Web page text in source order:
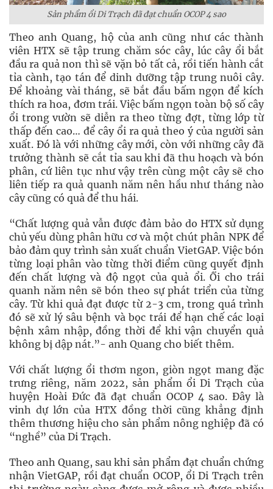
Sản phẩm ổi Di Trạch đã đạt chuẩn OCOP 4 sao
Theo anh Quang, hộ của anh cũng như các thành
viên HTX sẽ tập trung chăm sóc cây, lúc cây ổi bắt
đầu ra quả non thì sẽ vặn bỏ tất cả, rồi tiến hành cắt
tỉa cành, tạo tán để dinh dưỡng tập trung nuôi cây.
Để khoảng vài tháng, sẽ bắt đầu bấm ngọn để kích
thích ra hoa, đơm trái. Việc bấm ngọn toàn bộ số cây
ổi trong vườn sẽ diễn ra theo từng đợt, từng lớp từ
thấp đến cao… để cây ổi ra quả theo ý của người sản
xuất. Đó là với những cây mới, còn với những cây đã
trưởng thành sẽ cắt tỉa sau khi đã thu hoạch và bón
phân, cứ liên tục như vậy trên cùng một cây sẽ cho
liên tiếp ra quả quanh năm nên hầu như tháng nào
cây cũng có quả để thu hái.
“Chất lượng quả vẫn được đảm bảo do HTX sử dụng
chủ yếu dùng phân hữu cơ và một chút phân NPK để
bảo đảm quy trình sản xuất chuẩn VietGAP. Việc bón
từng loại phân vào từng thời điểm cũng quyết định
đến chất lượng và độ ngọt của quả ổi. Ổi cho trái
quanh năm nên sẽ bón theo sự phát triển của từng
cây. Từ khi quả đạt được từ 2-3 cm, trong quá trình
đó sẽ xử lý sâu bệnh và bọc trái để hạn chế các loại
bệnh xâm nhập, đồng thời để khi vận chuyển quả
không bị dập nát.”- anh Quang cho biết thêm.
Với chất lượng ổi thơm ngon, giòn ngọt mang đặc
trưng riêng, năm 2022, sản phẩm ổi Di Trạch của
huyện Hoài Đức đã đạt chuẩn OCOP 4 sao. Đây là
vinh dự lớn của HTX đồng thời cũng khẳng định
thêm thương hiệu cho sản phẩm nông nghiệp đã có
“nghề” của Di Trạch.
Theo anh Quang, sau khi sản phẩm đạt chuẩn chứng
nhận VietGAP, rồi đạt chuẩn OCOP, ổi Di Trạch trên